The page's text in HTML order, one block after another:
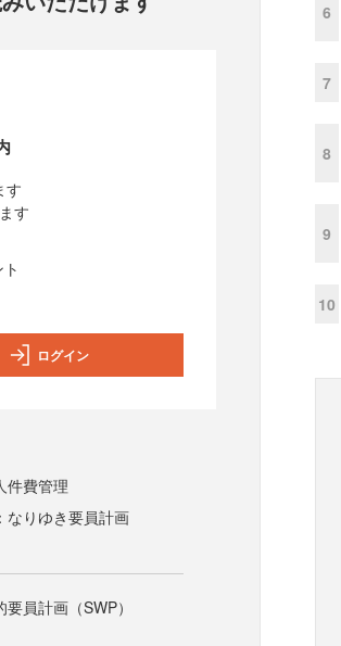
す
す
ログイン
件費管理
なりゆき要員計画
員計画（SWP）
6
7
8
9
10